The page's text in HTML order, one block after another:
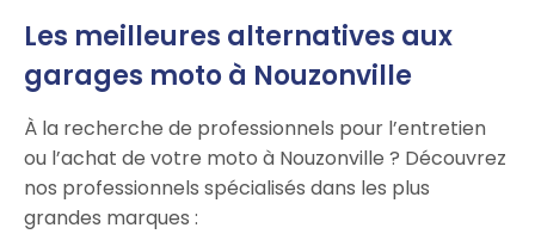
Les meilleures alternatives aux
garages moto à Nouzonville
À la recherche de professionnels pour l’entretien
ou l’achat de votre moto à Nouzonville ? Découvrez
nos professionnels spécialisés dans les plus
grandes marques :